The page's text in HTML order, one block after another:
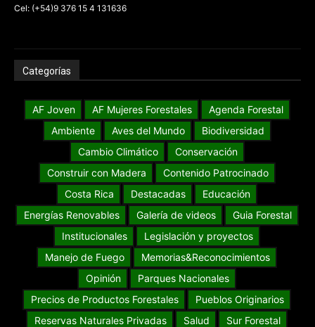
Cel: (+54)9 376 15 4 131636
Categorías
AF Joven AF Mujeres Forestales
Agenda Forestal
Ambiente
Aves del Mundo
Biodiversidad
Cambio Climático
Conservación
Construir con Madera
Contenido Patrocinado
Costa Rica
Destacadas
Educación
Energías Renovables
Galería de videos
Guia Forestal
Institucionales
Legislación y proyectos
Manejo de Fuego
Memorias&Reconocimientos
Opinión
Parques Nacionales
Precios de Productos Forestales
Pueblos Originarios
Reservas Naturales Privadas
Salud
Sur Forestal